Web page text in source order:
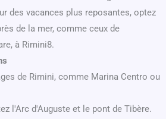
des vacances plus reposantes, optez
de la mer, comme ceux de
à Rimini8.
de Rimini, comme Marina Centro ou
l'Arc d'Auguste et le pont de Tibère.